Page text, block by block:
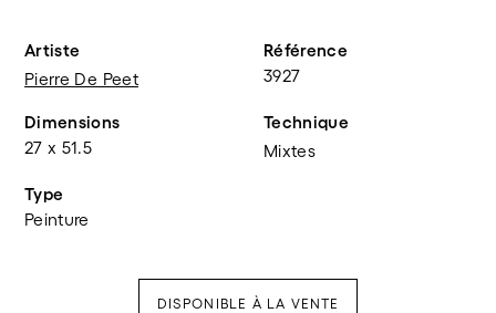
Artiste
Pierre De Peet
Référence
3927
Dimensions
27 x 51.5
Technique
Mixtes
Type
Peinture
DISPONIBLE À LA VENTE